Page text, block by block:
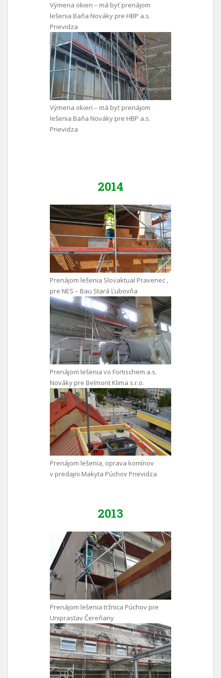
Výmena okien – má byť prenájom
lešenia Baňa Nováky pre HBP a.s.
Prievidza
Výmena okien – má byť prenájom
lešenia Baňa Nováky pre HBP a.s.
Prievidza
2014
Prenájom lešenia Slovaktual Pravenec ,
pre NES – Bau Stará Ľubovňa
Prenájom lešenia vo Fortischem a.s.
Nováky pre Belmont Klima s.r.o.
Prenájom lešenia, oprava komínov
v predajni Makyta Púchov Prievidza
2013
Prenájom lešenia tržnica Púchov pre
Uniprastav Čereňany